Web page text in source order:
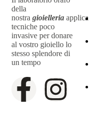
della
nostra gioielleria applica
tecniche poco
invasive per donare
al vostro gioiello lo
stesso splendore di
un tempo